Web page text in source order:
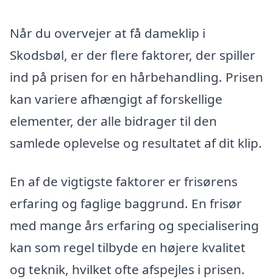
Når du overvejer at få dameklip i
Skodsbøl, er der flere faktorer, der spiller
ind på prisen for en hårbehandling. Prisen
kan variere afhængigt af forskellige
elementer, der alle bidrager til den
samlede oplevelse og resultatet af dit klip.
En af de vigtigste faktorer er frisørens
erfaring og faglige baggrund. En frisør
med mange års erfaring og specialisering
kan som regel tilbyde en højere kvalitet
og teknik, hvilket ofte afspejles i prisen.